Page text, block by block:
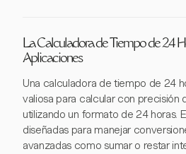
La Calculadora de Tiempo de 24
Aplicaciones
Una calculadora de tiempo de 24
valiosa para calcular con precisión
utilizando un formato de 24 horas.
diseñadas para manejar
avanzadas como sumar o restar